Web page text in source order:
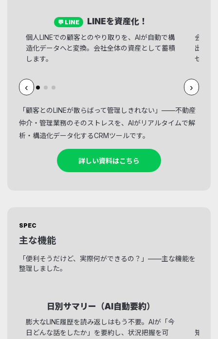
💬 LINE LINEを資産化！
個人LINEでの顧客とのやり取りを、AIが自動で構
造化データへと変換。会社全体の資産として蓄積
します。
会話か
出。営
ゼロに
‹ ›
「顧客とのLINEが散らばって管理しきれない」——不動産
仲介・管理業務のそのストレスを、AIがリアルタイムで解
析・構造化データ化するCRMツールです。
詳しい資料はこちら
SPEC
主な機能
「便利そうだけど、実際何ができるの？」——主な機能を
整理しました。
日別サマリー（AI自動要約）
膨大なLINE履歴を読み返しはもう不要。AIが「今
日どんな話をしたか」を要約し、状況把握を可
知。自